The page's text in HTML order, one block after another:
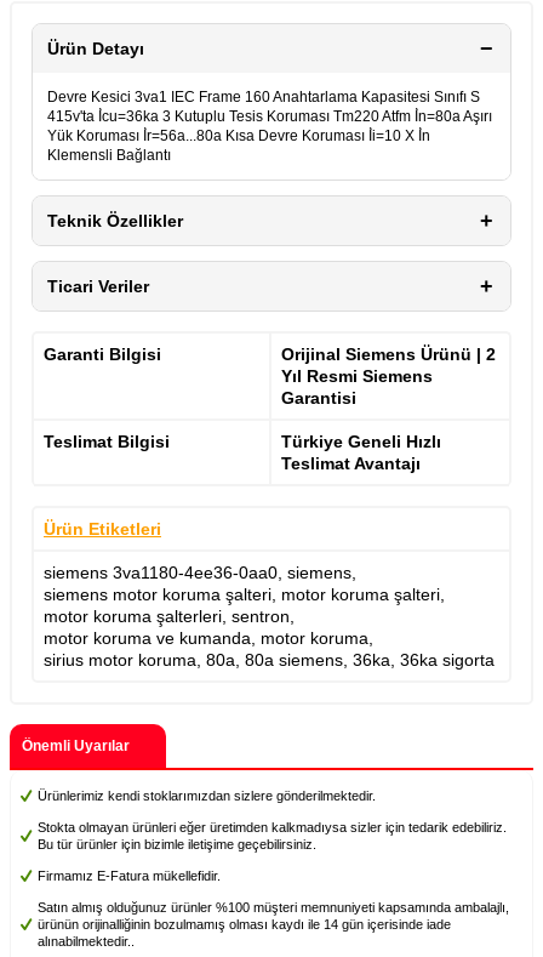
Ürün Detayı
Devre Kesici 3va1 IEC Frame 160 Anahtarlama Kapasitesi Sınıfı S
415v'ta İ̇cu=36ka 3 Kutuplu Tesis Koruması Tm220 Atfm İ̇n=80a Aşırı
Yük Koruması İ̇r=56a...80a Kısa Devre Koruması İ̇i=10 X İ̇n
Klemensli Bağlantı
Teknik Özellikler
Ticari Veriler
Garanti Bilgisi
Orijinal Siemens Ürünü | 2
Yıl Resmi Siemens
Garantisi
Teslimat Bilgisi
Türkiye Geneli Hızlı
Teslimat Avantajı
Ürün Etiketleri
siemens 3va1180-4ee36-0aa0 siemens
siemens motor koruma şalteri motor koruma şalteri
motor koruma şalterleri sentron
motor koruma ve kumanda
motor koruma
sirius motor koruma 80a 80a siemens 36ka 36ka sigorta
Önemli Uyarılar
Ürünlerimiz kendi stoklarımızdan sizlere gönderilmektedir.
Stokta olmayan ürünleri eğer üretimden kalkmadıysa sizler için tedarik edebiliriz.
Bu tür ürünler için bizimle iletişime geçebilirsiniz.
Firmamız E-Fatura mükellefidir.
Satın almış olduğunuz ürünler %100 müşteri memnuniyeti kapsamında ambalajlı,
ürünün orijinalliğinin bozulmamış olması kaydı ile 14 gün içerisinde iade
alınabilmektedir..